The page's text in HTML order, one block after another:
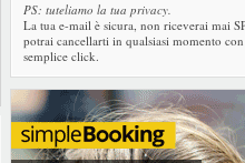
PS: tuteliamo la tua privacy.
La tua e-mail è sicura, non riceverai mai
potrai cancellarti in qualsiasi momento
semplice click.